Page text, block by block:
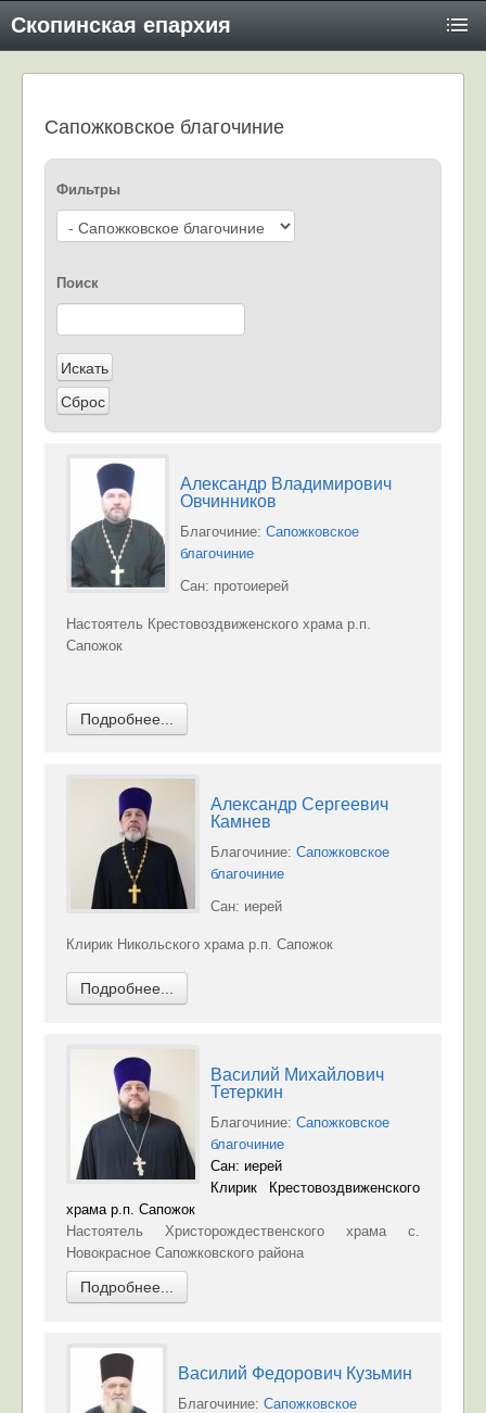
Скопинская епархия
Сапожковское благочиние
Фильтры
Поиск
Александр Владимирович
Овчинников
Благочиние: Сапожковское
благочиние
Сан: протоиерей
Настоятель Крестовоздвиженского храма р.п.
Сапожок
Подробнее...
Александр Сергеевич
Камнев
Благочиние: Сапожковское
благочиние
Сан: иерей
Клирик Никольского храма р.п. Сапожок
Подробнее...
Василий Михайлович
Тетеркин
Благочиние: Сапожковское
благочиние
Сан: иерей
Клирик Крестовоздвиженского
храма р.п. Сапожок
Настоятель Христорождественского храма с.
Новокрасное Сапожковского района
Подробнее...
Василий Федорович Кузьмин
Благочиние: Сапожковское